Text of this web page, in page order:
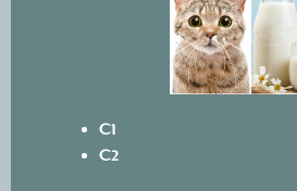
C1
C2